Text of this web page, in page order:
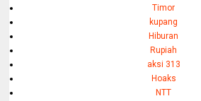
Timor
kupang
Hiburan
Rupiah
aksi 313
Hoaks
NTT